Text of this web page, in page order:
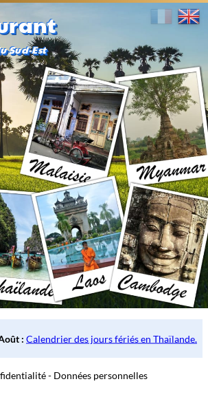
Sud-Est
- Données personnelles